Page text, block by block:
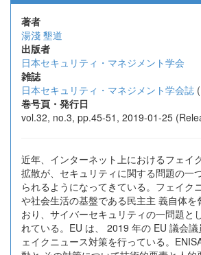
著者
湯淺 墾道
出版者
日本セキュリティ・マネジメント学会
雑誌
日本セキュリティ・マネジメント学会誌 (
巻号頁・発行日
vol.32, no.3, pp.45-51, 2019-01-25
近年、インターネット上におけるフェイ
拡散が、セキュリティに関する問題の一
られるようになってきている。フェイク
や社会生活の基盤である民主主 義自体を
おり、サイバーセキュリティの一問題と
れている。EU は、 2019 年の EU 議会
ェイクニュース対策を行っている。